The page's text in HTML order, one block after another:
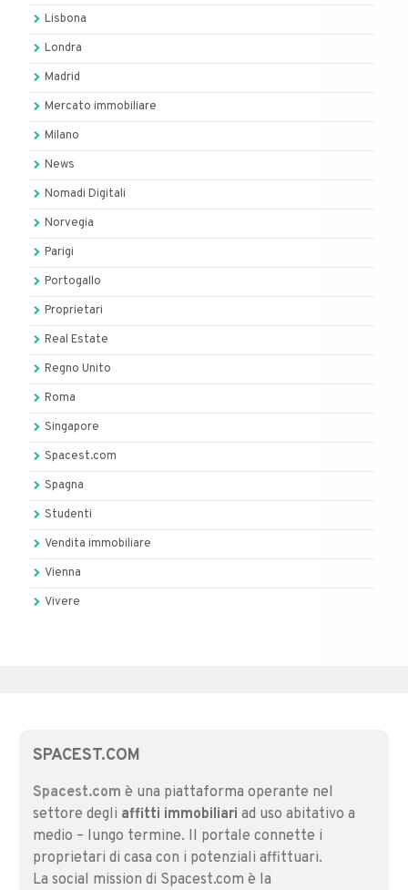
Lisbona
Londra
Madrid
Mercato immobiliare
Milano
News
Nomadi Digitali
Norvegia
Parigi
Portogallo
Proprietari
Real Estate
Regno Unito
Roma
Singapore
Spacest.com
Spagna
Studenti
Vendita immobiliare
Vienna
Vivere
SPACEST.COM
Spacest.com è una piattaforma operante nel
settore degli affitti immobiliari ad uso abitativo a
medio – lungo termine. Il portale connette i
proprietari di casa con i potenziali affittuari.
La social mission di Spacest.com è la